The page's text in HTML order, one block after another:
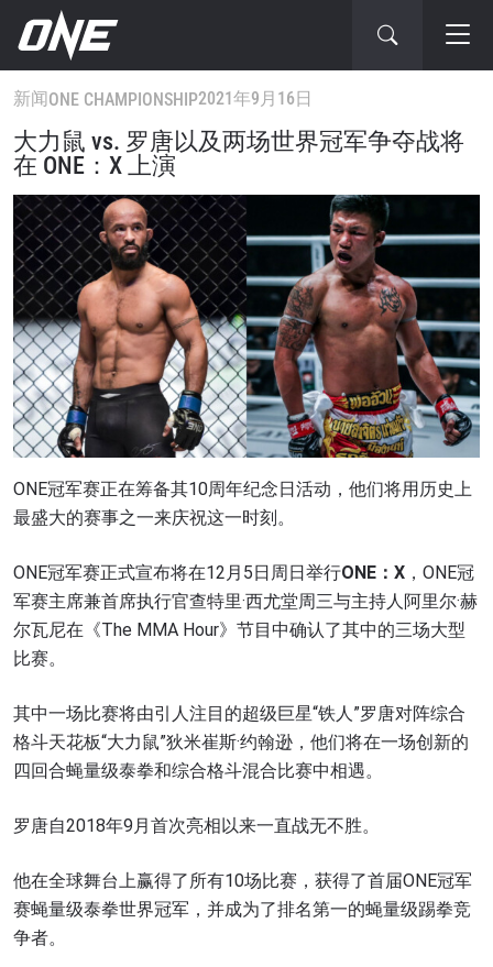
新闻ONE CHAMPIONSHIP2021年9月16日
大力鼠 vs. 罗唐以及两场世界冠军争夺战将
在 ONE：X 上演
ONE冠军赛正在筹备其10周年纪念日活动，他们将用历史上
最盛大的赛事之一来庆祝这一时刻。
ONE冠军赛正式宣布将在12月5日周日举行ONE： X ，ONE冠
军赛主席兼首席执行官查特里·西尤堂周三与主持人阿里尔·赫
尔瓦尼在《The MMA Hour》节目中确认了其中的三场大型
比赛。
其中一场比赛将由引人注目的超级巨星“铁人”罗唐对阵综合
格斗天花板“大力鼠”狄米崔斯·约翰逊，他们将在一场创新的
四回合蝇量级泰拳和综合格斗混合比赛中相遇。
罗唐自2018年9月首次亮相以来一直战无不胜。
他在全球舞台上赢得了所有10场比赛，获得了首届ONE冠军
赛蝇量级泰拳世界冠军，并成为了排名第一的蝇量级踢拳竞
争者。